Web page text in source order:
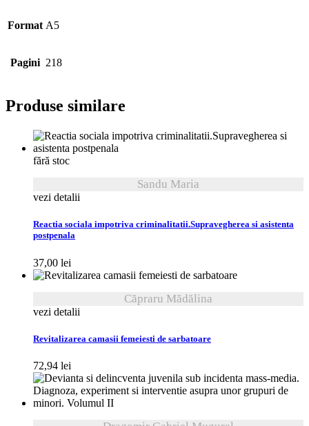
Format A5
Pagini 218
Produse similare
fără stoc
Sandu Maria
vezi detalii
Reactia sociala impotriva criminalitatii.Supravegherea si asistenta
postpenala
37,00 lei
Căpraru Mădălina
vezi detalii
Revitalizarea camasii femeiesti de sarbatoare
72,94 lei